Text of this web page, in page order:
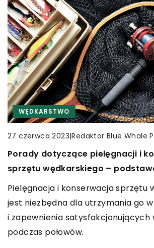
INNE
6 kwietnia 2024|Redaktor Blue Whale
Zastosowanie interaktywnych
salach konferencyjnych –
zaletach i funkcjonalnościach
Przewodnik po funkcjach
monitorów, które rewolucjonizują
biznesowe. Dowiedz się, jak taka
WĘDKARSTWO
27 czerwca 2023|Redaktor Blue Whale
Porady dotyczące pielęgnacji i
sprzętu wędkarskiego –
Pielęgnacja i konserwacja sprzętu
jest niezbędna dla utrzymania go
i zapewnienia satysfakcjonujących
podczas połowów.
INNE
17 kwietnia 2026|Redaktor Blue Whale
Jak dobrać odpowiedni przewód
urządzenia mobilnego?
Dowiedz się, jak wybrać
swojego urządzenia mobilnego,
rodzaje złączy, standardy
materiały wykonania.